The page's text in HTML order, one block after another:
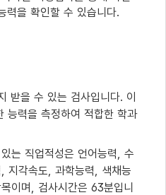
력을 확인할 수 있습니다.
받을 수 있는 검사입니다. 이
능력을 측정하여 적합한 학과
는 직업적성은 언어능력, 수
, 지각속도, 과학능력, 색채능
이며 , 검사시간은 63분입니